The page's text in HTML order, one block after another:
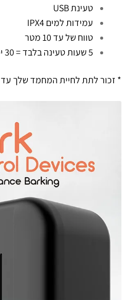
טעינת USB
עמידות למים IPX4
טווח של עד 10 מטר
5 שעות טעינה בלבד = 30 ימים.
* זכור לתת לחיית המחמד שלך עד 2-3 שבועות להסתגל.